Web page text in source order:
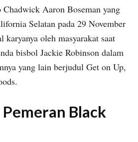
Chadwick Aaron Boseman yang
Selatan pada 29 November
oleh masyarakat saat
bisbol Jackie Robinson dalam
yang lain berjudul Get on Up,
Pemeran Black